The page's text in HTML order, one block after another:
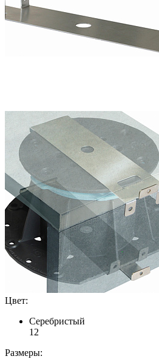
Цвет:
Серебристый
1 2
Размеры: